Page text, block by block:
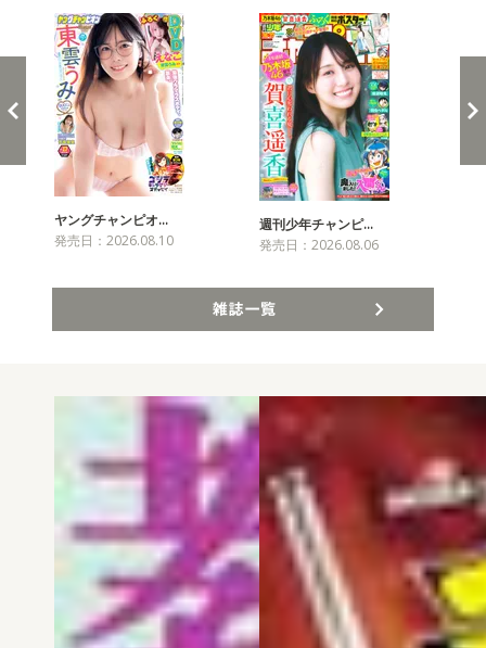
ヤングチャンピオ…
発売日：2026.08.10
週刊少年チャンピ…
発売日：2026.08.06